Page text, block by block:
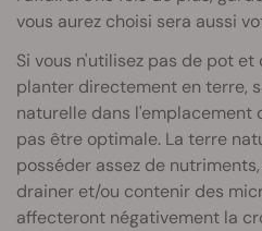
vous aurez choisi sera aussi
Si vous n'utilisez pas de pot
planter directement en terre,
naturelle dans l'emplacement
pas être optimale. La terre
posséder assez de
drainer et/ou contenir des
affecteront négativement la